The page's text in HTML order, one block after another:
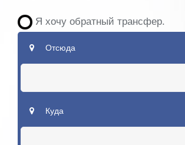
Я хочу обратный трансфер.
Отсюда
Куда